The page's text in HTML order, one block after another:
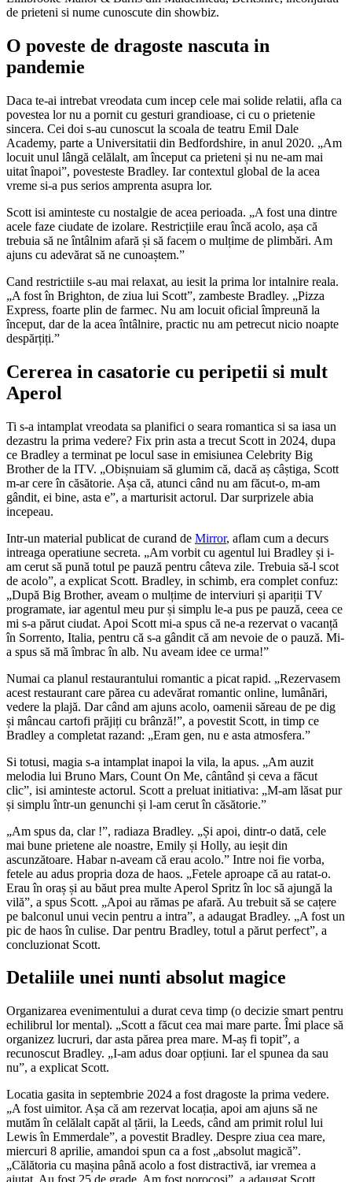
de prieteni si nume cunoscute din showbiz.
O poveste de dragoste nascuta in
pandemie
Daca te-ai intrebat vreodata cum incep cele mai solide relatii, afla ca
povestea lor nu a pornit cu gesturi grandioase, ci cu o prietenie
sincera. Cei doi s-au cunoscut la scoala de teatru Emil Dale
Academy, parte a Universitatii din Bedfordshire, in anul 2020. „Am
locuit unul lângă celălalt, am început ca prieteni și nu ne-am mai
uitat înapoi”, povesteste Bradley. Iar contextul global de la acea
vreme si-a pus serios amprenta asupra lor.
Scott isi aminteste cu nostalgie de acea perioada. „A fost una dintre
acele faze ciudate de izolare. Restricțiile erau încă acolo, așa că
trebuia să ne întâlnim afară și să facem o mulțime de plimbări. Am
ajuns cu adevărat să ne cunoaștem.”
Cand restrictiile s-au mai relaxat, au iesit la prima lor intalnire reala.
„A fost în Brighton, de ziua lui Scott”, zambeste Bradley. „Pizza
Express, foarte plin de farmec. Nu am locuit oficial împreună la
început, dar de la acea întâlnire, practic nu am petrecut nicio noapte
despărțiți.”
Cererea in casatorie cu peripetii si mult
Aperol
Ti s-a intamplat vreodata sa planifici o seara romantica si sa iasa un
dezastru la prima vedere? Fix prin asta a trecut Scott in 2024, dupa
ce Bradley a terminat pe locul sase in emisiunea Celebrity Big
Brother de la ITV. „Obișnuiam să glumim că, dacă aș câștiga, Scott
m-ar cere în căsătorie. Așa că, atunci când nu am făcut-o, m-am
gândit, ei bine, asta e”, a marturisit actorul. Dar surprizele abia
incepeau.
Intr-un material publicat de curand de Mirror, aflam cum a decurs
intreaga operatiune secreta. „Am vorbit cu agentul lui Bradley și i-
am cerut să pună totul pe pauză pentru câteva zile. Trebuia să-l scot
de acolo”, a explicat Scott. Bradley, in schimb, era complet confuz:
„După Big Brother, aveam o mulțime de interviuri și apariții TV
programate, iar agentul meu pur și simplu le-a pus pe pauză, ceea ce
mi s-a părut ciudat. Apoi Scott mi-a spus că ne-a rezervat o vacanță
în Sorrento, Italia, pentru că s-a gândit că am nevoie de o pauză. Mi-
a spus să mă îmbrac în alb. Nu aveam idee ce urma!”
Numai ca planul restaurantului romantic a picat rapid. „Rezervasem
acest restaurant care părea cu adevărat romantic online, lumânări,
vedere la plajă. Dar când am ajuns acolo, oamenii săreau de pe dig
și mâncau cartofi prăjiți cu brânză!”, a povestit Scott, in timp ce
Bradley a completat razand: „Eram gen, nu e asta atmosfera.”
Si totusi, magia s-a intamplat inapoi la vila, la apus. „Am auzit
melodia lui Bruno Mars, Count On Me, cântând și ceva a făcut
clic”, isi aminteste actorul. Scott a preluat initiativa: „M-am lăsat pur
și simplu într-un genunchi și l-am cerut în căsătorie.”
„Am spus da, clar !”, radiaza Bradley. „Și apoi, dintr-o dată, cele
mai bune prietene ale noastre, Emily și Holly, au ieșit din
ascunzătoare. Habar n-aveam că erau acolo.” Intre noi fie vorba,
fetele au adus propria doza de haos. „Fetele aproape că au ratat-o.
Erau în oraș și au băut prea multe Aperol Spritz în loc să ajungă la
vilă”, a spus Scott. „Apoi au rămas pe afară. Au trebuit să se cațere
pe balconul unui vecin pentru a intra”, a adaugat Bradley. „A fost un
pic de haos în culise. Dar pentru Bradley, totul a părut perfect”, a
concluzionat Scott.
Detaliile unei nunti absolut magice
Organizarea evenimentului a durat ceva timp (o decizie smart pentru
echilibrul lor mental). „Scott a făcut cea mai mare parte. Îmi place să
organizez lucruri, dar asta părea prea mare. M-aș fi topit”, a
recunoscut Bradley. „I-am adus doar opțiuni. Iar el spunea da sau
nu”, a explicat Scott.
Locatia gasita in septembrie 2024 a fost dragoste la prima vedere.
„A fost uimitor. Așa că am rezervat locația, apoi am ajuns să ne
mutăm în celălalt capăt al țării, la Leeds, când am primit rolul lui
Lewis în Emmerdale”, a povestit Bradley. Despre ziua cea mare,
miercuri 8 aprilie, amandoi spun ca a fost „absolut magică”.
„Călătoria cu mașina până acolo a fost distractivă, iar vremea a